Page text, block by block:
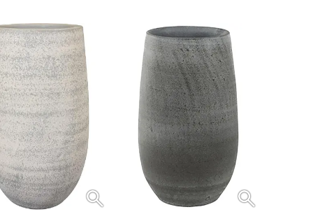
search search